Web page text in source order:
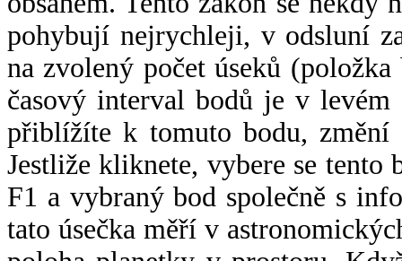
pohybují nejrychleji, v odsluní
na zvolený počet úseků
časový interval bodů je v
přiblížíte k tomuto bodu,
Jestliže kliknete, vybere se tento
F1 a vybraný bod společně s
tato úsečka měří v